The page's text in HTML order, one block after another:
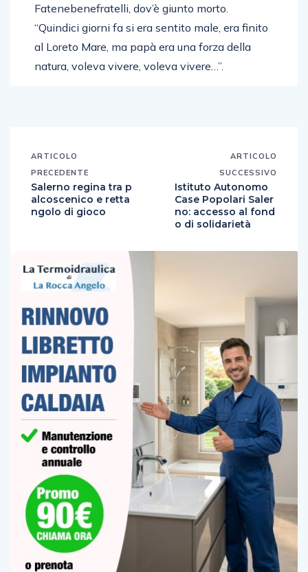
Fatenebenefratelli, dov’è giunto morto.
“Quindici giorni fa si era sentito male, era finito
al Loreto Mare, ma papà era una forza della
natura, voleva vivere, voleva vivere…”.
ARTICOLO
PRECEDENTE
Salerno regina tra p
alcoscenico e retta
ngolo di gioco
ARTICOLO
SUCCESSIVO
Istituto Autonomo
Case Popolari Saler
no: accesso al fond
o di solidarietà